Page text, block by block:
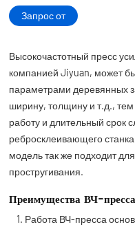
Запрос от
Высокочастотный пресс
компанией Jiyuan, может
параметрами деревянных
ширину, толщину и т.д.,
работу и длительный срок
ребросклеивающего
модель так же подходит
простругивания.
Преимущества ВЧ-пресса
Работа ВЧ-пресса